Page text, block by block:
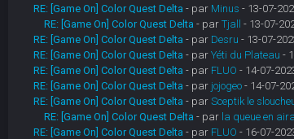
RE: [Game On] Color Quest Delta - par Minus - 13-07-
RE: [Game On] Color Quest Delta - par Tjall
- 13-07-
RE: [Game On] Color Quest Delta - par Desru - 13-07-
RE: [Game On] Color Quest Delta - par Yéti du Plateau -
RE: [Game On] Color Quest Delta - par FLUO - 14-07-
RE: [Game On] Color Quest Delta - par jojogeo- 14-07-
RE: [Game On] Color Quest Delta - par Sceptik le
RE: [Game On] Color Quest Delta - par la queue en
RE: [Game On] Color Quest Delta - par FLUO - 16-07-